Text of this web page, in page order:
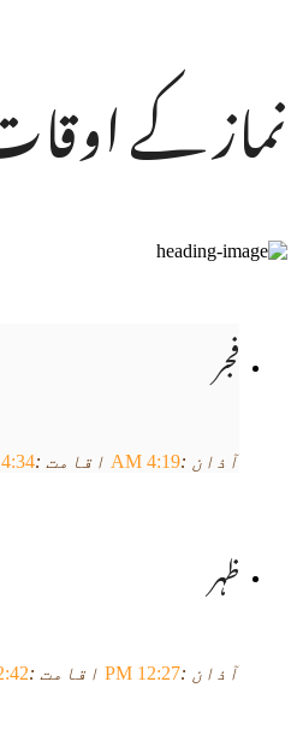
کے اوقات
4:19 AM اقامت : 4:34 am
12:27 PM اقامت : 12:42 pm